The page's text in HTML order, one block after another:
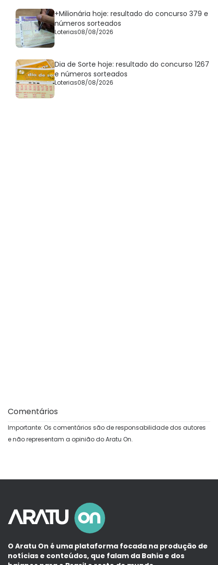
+Milionária hoje: resultado do concurso 379 e
números sorteados
Loterias08/08/2026
Dia de Sorte hoje: resultado do concurso 1267
e números sorteados
Loterias08/08/2026
Comentários
Importante: Os comentários são de responsabilidade dos autores
e não representam a opinião do Aratu On.
O Aratu On é uma plataforma focada na produção de
notícias e conteúdos, que falam da Bahia e dos